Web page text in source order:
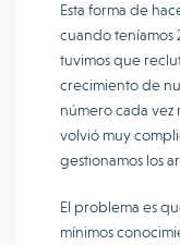
Esta forma de
cuando teníamos
tuvimos que
crecimiento de
número cada vez
volvió muy
gestionamos los
El problema es
mínimos